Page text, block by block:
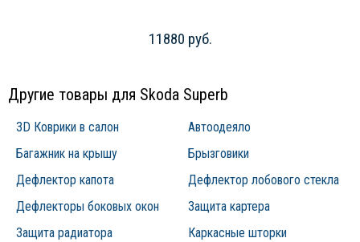
11880 руб.
Другие товары для Skoda Superb
3D Коврики в салон
Автоодеяло
Багажник на крышу
Брызговики
Дефлектор капота
Дефлектор лобового стекла
Дефлекторы боковых окон
Защита картера
Защита радиатора
Каркасные шторки